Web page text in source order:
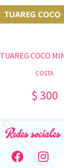
TUAREG COCO
COSTA
$ 300
Redes sociales